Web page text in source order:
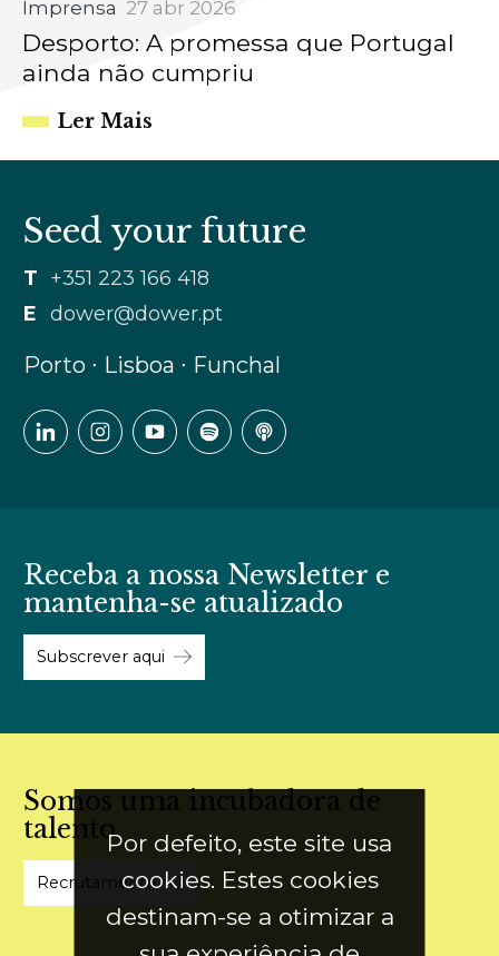
Imprensa 27 abr 2026
Desporto: A promessa que Portugal
ainda não cumpriu
Ler Mais
Seed your future
T +351 223 166 418
E
dower@dower.pt
Porto ∙ Lisboa ∙ Funchal
Receba a nossa Newsletter e
mantenha-se atualizado
Subscrever aqui
Somos uma incubadora de
talento
Recrutamento
Por defeito, este site usa
cookies. Estes cookies
destinam-se a otimizar a